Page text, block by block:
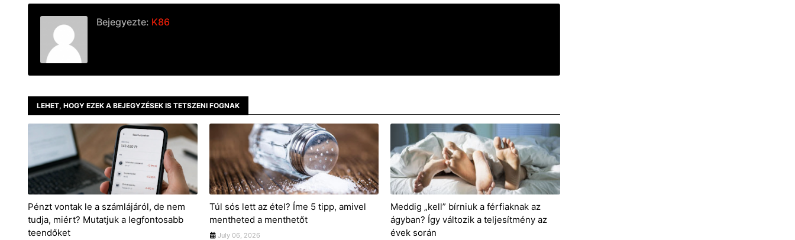
Bejegyezte: K86
LEHET, HOGY EZEK A BEJEGYZÉSEK IS TETSZENI FOGNAK
Pénzt vontak le a számlájáról, de nem
tudja, miért? Mutatjuk a legfontosabb
teendőket
Túl sós lett az étel? Íme 5 tipp, amivel
mentheted a menthetőt
July 06, 2026
Meddig „kell” bírniuk a férfiaknak az
ágyban? Így változik a teljesítmény az
évek során